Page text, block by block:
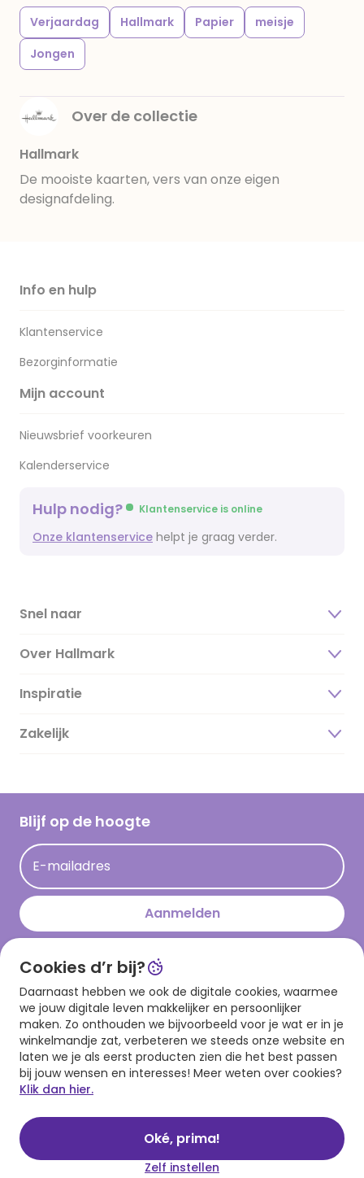
Verjaardag Hallmark Papier
meisje
Jongen
Over de collectie
Hallmark
De mooiste kaarten, vers van onze eigen
designafdeling.
Info en hulp
Klantenservice
Bezorginformatie
Mijn account
Nieuwsbrief voorkeuren
Kalenderservice
Hulp nodig? Klantenservice is online
Onze klantenservice helpt je graag verder.
Snel naar
Over Hallmark
Over ons
Duurzaamheid
Hallmark Kaartclub
Acties
Persberichten
Hallmark en Kinderpostzegels
Inspiratie
Magazine
Cadeau inspiratie
Kaartinspiratie
Zakelijk
Blijf op de hoogte
E-mailadres
Aanmelden
Download onze app
Cookies d’r bij?
Daarnaast hebben we ook de digitale cookies, waarmee
we jouw digitale leven makkelijker en persoonlijker
maken. Zo onthouden we bijvoorbeeld voor je wat er in je
winkelmandje zat, verbeteren we steeds onze website en
laten we je als eerst producten zien die het best passen
bij jouw wensen en interesses! Meer weten over cookies?
Klik dan hier.
Oké, prima!
Zelf instellen